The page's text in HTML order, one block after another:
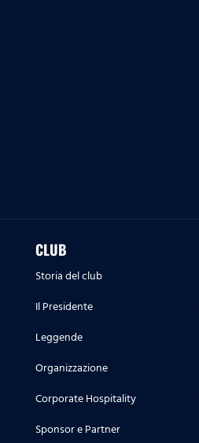
CLUB
Storia del club
Il Presidente
Leggende
Organizzazione
Corporate Hospitality
Sponsor e Partner